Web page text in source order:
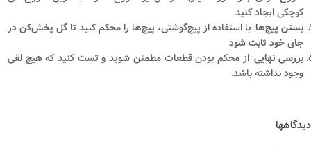
کوچکی ایجاد کنید.
بستن پیچ‌ها: با استفاده از پیچ‌گوشتی، پیچ‌ها را محکم کنید تا گل پخش‌کن در
جای خود ثابت شود.
بررسی نهایی: از محکم بودن قطعات مطمئن شوید و تست کنید که هیچ لقی
وجود نداشته باشد.
دیدگاهها